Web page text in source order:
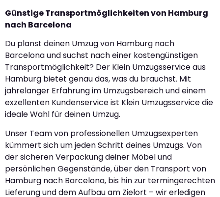
Günstige Transportmöglichkeiten von Hamburg
nach Barcelona
Du planst deinen Umzug von Hamburg nach
Barcelona und suchst nach einer kostengünstigen
Transportmöglichkeit? Der Klein Umzugsservice aus
Hamburg bietet genau das, was du brauchst. Mit
jahrelanger Erfahrung im Umzugsbereich und einem
exzellenten Kundenservice ist Klein Umzugsservice die
ideale Wahl für deinen Umzug.
Unser Team von professionellen Umzugsexperten
kümmert sich um jeden Schritt deines Umzugs. Von
der sicheren Verpackung deiner Möbel und
persönlichen Gegenstände, über den Transport von
Hamburg nach Barcelona, bis hin zur termingerechten
Lieferung und dem Aufbau am Zielort – wir erledigen